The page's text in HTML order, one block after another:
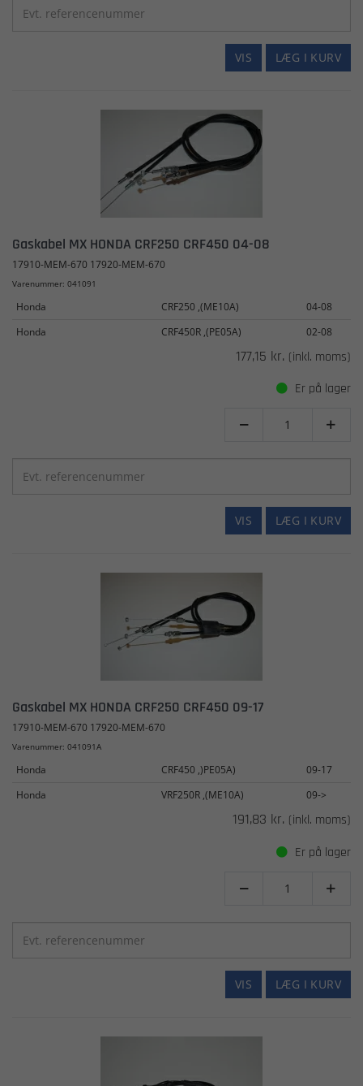
LÆG I KURV
VIS
Gaskabel MX HONDA CRF250 CRF450 04-08
17910-MEM-670 17920-MEM-670
Varenummer: 041091
Honda CRF250 ,(ME10A)
04-08
Honda
CRF450R ,(PE05A) 02-08
177,15 kr. (inkl. moms)
Er på lager
 
LÆG I KURV
VIS
Gaskabel MX HONDA CRF250 CRF450 09-17
17910-MEM-670 17920-MEM-670
Varenummer: 041091A
Honda CRF450 ,)PE05A)
09-17
Honda
VRF250R ,(ME10A) 09->
191,83 kr. (inkl. moms)
Er på lager
 
LÆG I KURV
VIS